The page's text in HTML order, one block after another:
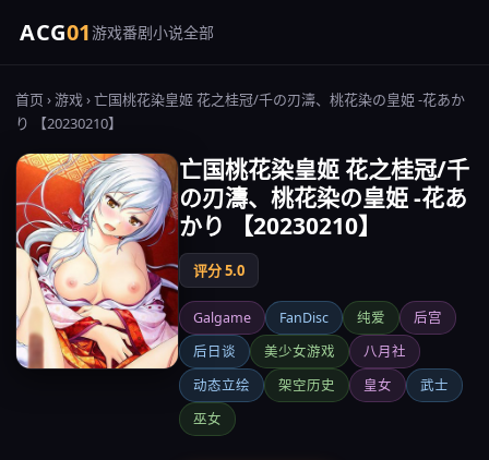
ACG01游戏番剧小说全部
首页 ›游戏› 亡国桃花染皇姬 花之桂冠/千の刃濤、桃花染の皇姫 -花あか
り 【20230210】
亡国桃花染皇姬 花之桂冠/千
の刃濤、桃花染の皇姫 -花あ
かり 【20230210】
评分 5.0
Galgame FanDisc 纯爱
后宫
后日谈
美少女游戏
八月社
动态立绘
架空历史 皇女
武士
巫女